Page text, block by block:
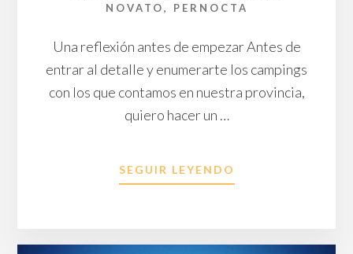
NOVATO, PERNOCTA
Una reflexión antes de empezar Antes de
entrar al detalle y enumerarte los campings
con los que contamos en nuestra provincia,
quiero hacer un …
SEGUIR LEYENDO
DE